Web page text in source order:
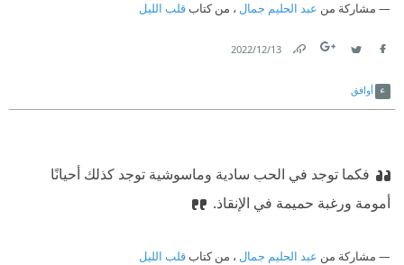
مشاركة من عبد الحليم جمال ، من كتابقلب الليل
13‏/12‏/2022
أوافق
فكما توجد في الحب سادية وماسوشية توجد كذلك أحيانًا
أمومة ورغبة حميمة في الإنقاذ.
مشاركة من عبد الحليم جمال ، من كتابقلب الليل